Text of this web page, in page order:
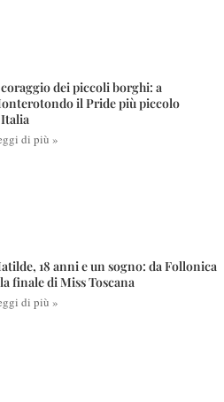
dei piccoli borghi: a
il Pride più piccolo
di più »
18 anni e un sogno: da Follonica
finale di Miss Toscana
di più »